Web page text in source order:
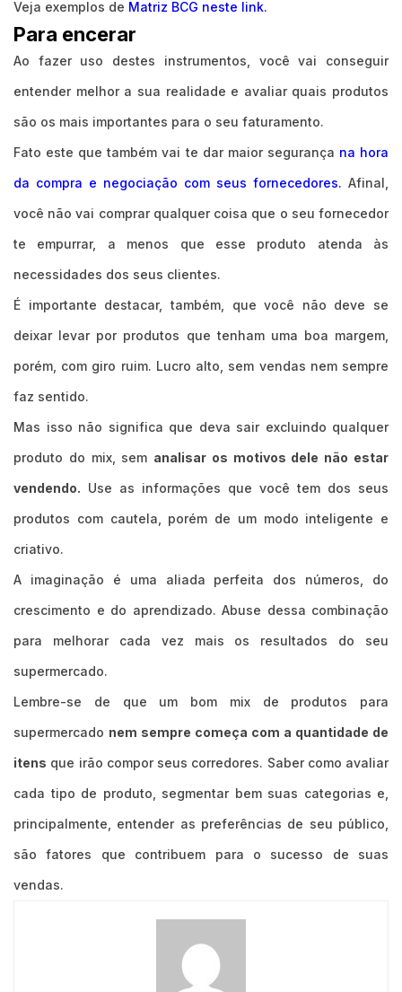
Veja exemplos de Matriz BCG neste link.
Para encerar
Ao fazer uso destes instrumentos, você vai conseguir
entender melhor a sua realidade e avaliar quais produtos
são os mais importantes para o seu faturamento.
Fato este que também vai te dar maior segurança na hora
da compra e negociação com seus fornecedores. Afinal,
você não vai comprar qualquer coisa que o seu fornecedor
te empurrar, a menos que esse produto atenda às
necessidades dos seus clientes.
É importante destacar, também, que você não deve se
deixar levar por produtos que tenham uma boa margem,
porém, com giro ruim. Lucro alto, sem vendas nem sempre
faz sentido.
Mas isso não significa que deva sair excluindo qualquer
produto do mix, sem analisar os motivos dele não estar
vendendo. Use as informações que você tem dos seus
produtos com cautela, porém de um modo inteligente e
criativo.
A imaginação é uma aliada perfeita dos números, do
crescimento e do aprendizado. Abuse dessa combinação
para melhorar cada vez mais os resultados do seu
supermercado.
Lembre-se de que um bom mix de produtos para
supermercado nem sempre começa com a quantidade de
itens que irão compor seus corredores. Saber como avaliar
cada tipo de produto, segmentar bem suas categorias e,
principalmente, entender as preferências de seu público,
são fatores que contribuem para o sucesso de suas
vendas.